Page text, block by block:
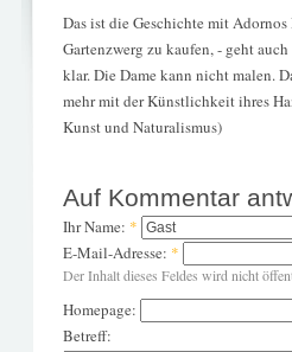
Das ist die Geschichte mit
Gartenzwerg zu kaufen, - geht
klar. Die Dame kann nicht malen.
mehr mit der Künstlichkeit ihres
Kunst und Naturalismus)
Auf Kommentar
Ihr Name: *
E-Mail-Adresse: *
Der Inhalt dieses Feldes wird nicht
Homepage:
Betreff: